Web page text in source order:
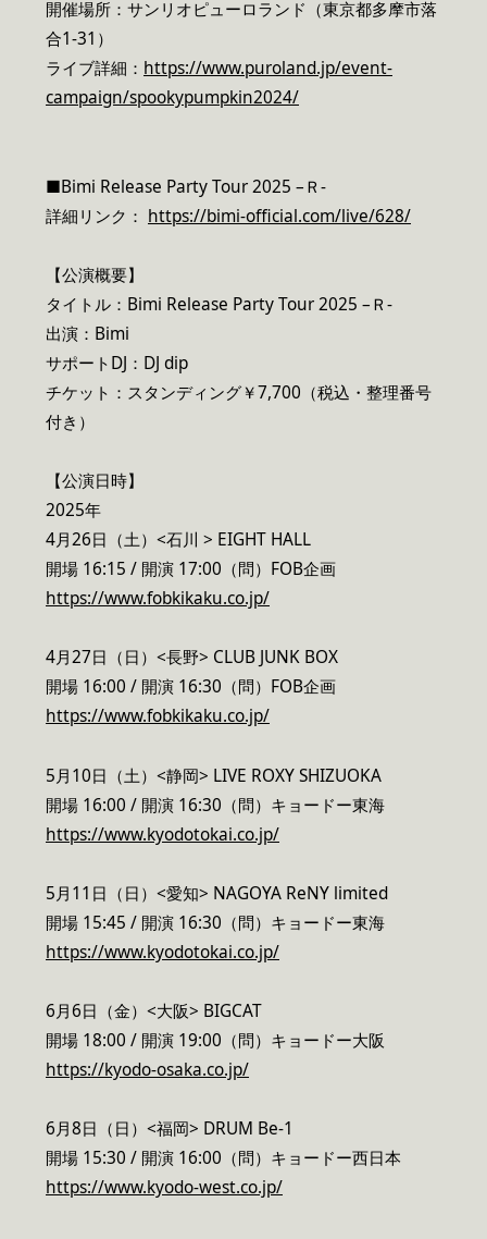
開催場所：サンリオピューロランド（東京都多摩市落
合1-31）
ライブ詳細： https://www.puroland.jp/event-
campaign/spookypumpkin2024/
■Bimi Release Party Tour 2025 –Ｒ-
詳細リンク： https://bimi-official.com/live/628/
【公演概要】
タイトル：Bimi Release Party Tour 2025 –Ｒ-
出演：Bimi
サポートDJ：DJ dip
チケット：スタンディング￥7,700（税込・整理番号
付き）
【公演日時】
2025年
4月26日（土）<石川 > EIGHT HALL
開場 16:15 / 開演 17:00（問）FOB企画
https://www.fobkikaku.co.jp/
4月27日（日）<長野> CLUB JUNK BOX
開場 16:00 / 開演 16:30（問）FOB企画
https://www.fobkikaku.co.jp/
5月10日（土）<静岡> LIVE ROXY SHIZUOKA
開場 16:00 / 開演 16:30（問）キョードー東海
https://www.kyodotokai.co.jp/
5月11日（日）<愛知> NAGOYA ReNY limited
開場 15:45 / 開演 16:30（問）キョードー東海
https://www.kyodotokai.co.jp/
6月6日（金）<大阪> BIGCAT
開場 18:00 / 開演 19:00（問）キョードー大阪
https://kyodo-osaka.co.jp/
6月8日（日）<福岡> DRUM Be-1
開場 15:30 / 開演 16:00（問）キョードー西日本
https://www.kyodo-west.co.jp/